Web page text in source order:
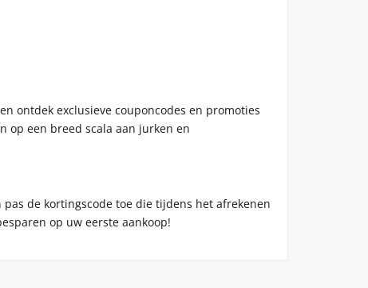
ontdek exclusieve couponcodes en promoties
op een breed scala aan jurken en
de kortingscode toe die tijdens het afrekenen
op uw eerste aankoop!